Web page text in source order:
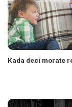
Kada deci morate